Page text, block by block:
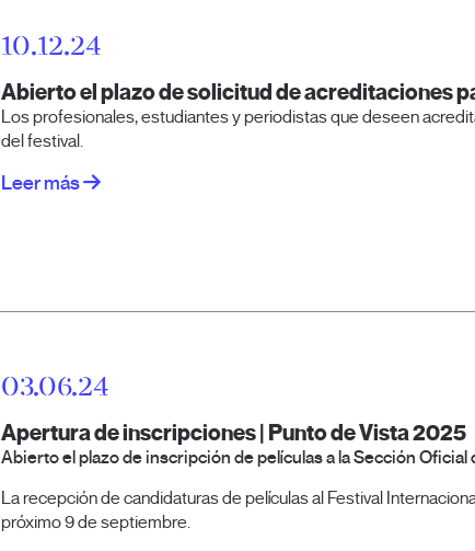
10.12.24
Abierto el plazo de solicitud de acreditaciones
Los profesionales, estudiantes y periodistas que deseen
del festival.
Leer más
03.06.24
Apertura de inscripciones | Punto de Vista 2025
Abierto el plazo de inscripción de películas a la Sección Oficial
La recepción de candidaturas de películas al Festival
próximo 9 de septiembre.